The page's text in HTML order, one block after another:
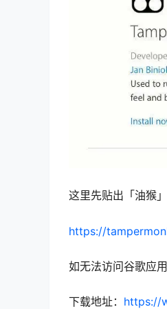
这里先贴出「油猴」
https://
如无法访问谷歌应
下载地址： https://